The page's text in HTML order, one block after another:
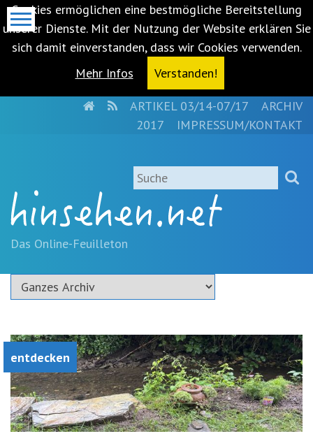
Cookies ermöglichen eine bestmögliche Bereitstellung
unserer Dienste. Mit der Nutzung der Website erklären Sie
sich damit einverstanden, dass wir Cookies verwenden.
Mehr Infos
Verstanden!
springen
(Accesskey
'1')Zur
springen
(Accesskey
Suche
springen
(Accesskey
'2')
HOMERSSARTIKEL 03/14-07/17
ARCHIV
2017
IMPRESSUM/KONTAKT
Suche
Das Online-Feuilleton
entdecken